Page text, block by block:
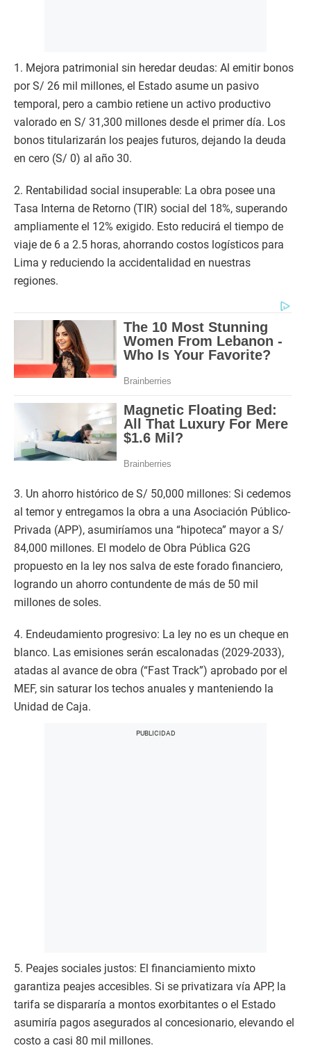
1. Mejora patrimonial sin heredar deudas: Al emitir bonos
por S/ 26 mil millones, el Estado asume un pasivo
temporal, pero a cambio retiene un activo productivo
valorado en S/ 31,300 millones desde el primer día. Los
bonos titularizarán los peajes futuros, dejando la deuda
en cero (S/ 0) al año 30.
2. Rentabilidad social insuperable: La obra posee una
Tasa Interna de Retorno (TIR) social del 18%, superando
ampliamente el 12% exigido. Esto reducirá el tiempo de
viaje de 6 a 2.5 horas, ahorrando costos logísticos para
Lima y reduciendo la accidentalidad en nuestras
regiones.
3. Un ahorro histórico de S/ 50,000 millones: Si cedemos
al temor y entregamos la obra a una Asociación Público-
Privada (APP), asumiríamos una “hipoteca” mayor a S/
84,000 millones. El modelo de Obra Pública G2G
propuesto en la ley nos salva de este forado financiero,
logrando un ahorro contundente de más de 50 mil
millones de soles.
4. Endeudamiento progresivo: La ley no es un cheque en
blanco. Las emisiones serán escalonadas (2029-2033),
atadas al avance de obra (“Fast Track”) aprobado por el
MEF, sin saturar los techos anuales y manteniendo la
Unidad de Caja.
5. Peajes sociales justos: El financiamiento mixto
garantiza peajes accesibles. Si se privatizara vía APP, la
tarifa se dispararía a montos exorbitantes o el Estado
asumiría pagos asegurados al concesionario, elevando el
costo a casi 80 mil millones.